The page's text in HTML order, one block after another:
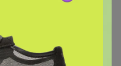
очень